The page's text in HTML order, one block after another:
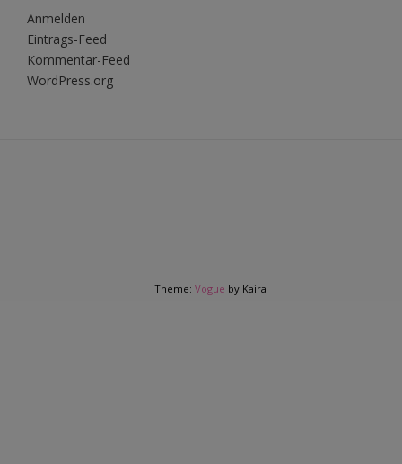
Anmelden
Eintrags-Feed
Kommentar-Feed
WordPress.org
Theme: Vogue by Kaira